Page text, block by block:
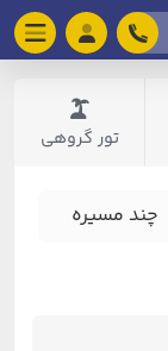
تور گروهی
چند مسیره